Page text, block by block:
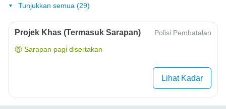
Tunjukkan semua (29)
Projek Khas (Termasuk Sarapan) Polisi Pembatalan
Sarapan pagi disertakan
Lihat Kadar